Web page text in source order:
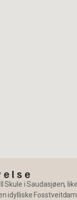
Skule i Saudasjøen,
idylliske